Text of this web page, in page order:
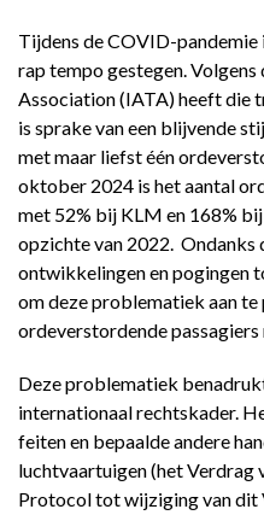
Tijdens de COVID-
rap tempo gestegen.
Association (IATA) heeft die
is sprake van een blijvende
met maar liefst één
oktober 2024 is het aantal
met 52% bij KLM en 168%
opzichte van 2022. Ondanks
ontwikkelingen en pogingen
om deze problematiek aan te
ordeverstordende
Deze problematiek
internationaal rechtskader.
feiten en bepaalde andere
luchtvaartuigen (het Verdrag
Protocol tot wijziging van dit